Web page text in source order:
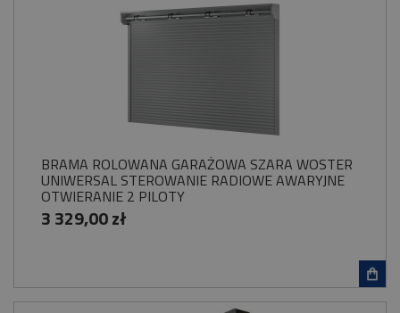
BRAMA ROLOWANA GARAŻOWA SZARA WOSTER
UNIWERSAL STEROWANIE RADIOWE AWARYJNE
OTWIERANIE 2 PILOTY
3 329,00 zł